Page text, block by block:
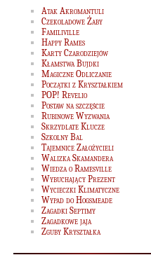
Atak Akromantuli
Czekoladowe Żaby
Familiville
Happy Rames
Karty Czarodziejów
Kłamstwa Bujdki
Magiczne Odliczanie
Początki z Kryształkiem
POP! Revelio
Postaw na szczęście
Rubinowe Wyzwania
Skrzydlate Klucze
Szkolny Bal
Tajemnice Założycieli
Walizka Skamandera
Wiedza o Ramesville
Wybuchający Prezent
Wycieczki Klimatyczne
Wypad do Hogsmeade
Zagadki Septimy
Zagadkowe jaja
Zguby Kryształka